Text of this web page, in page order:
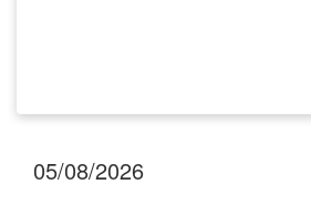
05/08/2026